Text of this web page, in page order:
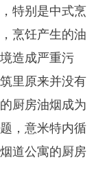
特别是中式烹
烹饪产生的油
造成严重污
里原来并没有
厨房油烟成为
，意米特内循
道公寓的厨房